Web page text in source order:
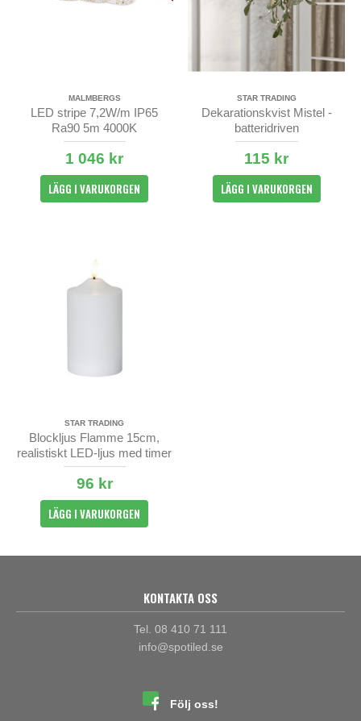
MALMBERGS
LED stripe 7,2W/m IP65
Ra90 5m 4000K
1 046 kr
LÄGG I VARUKORGEN
STAR TRADING
Dekarationskvist Mistel -
batteridriven
115 kr
LÄGG I VARUKORGEN
STAR TRADING
Blockljus Flamme 15cm,
realistiskt LED-ljus med timer
96 kr
LÄGG I VARUKORGEN
KONTAKTA OSS
Tel. 08 410 71 111
info@spotiled.se
Följ oss!